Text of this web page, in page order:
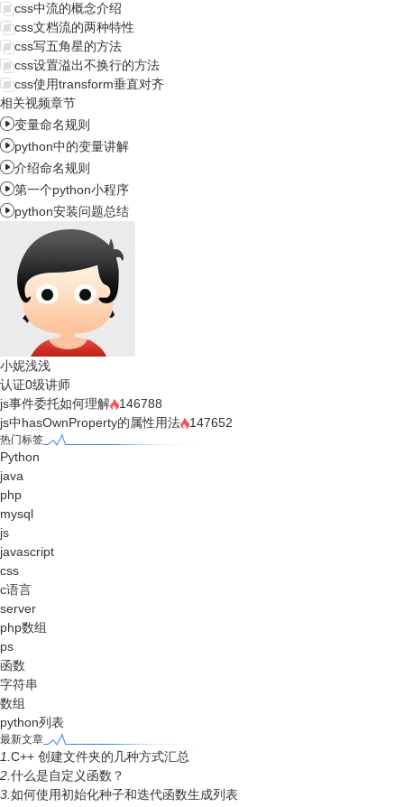
css中流的概念介绍
css文档流的两种特性
css写五角星的方法
css设置溢出不换行的方法
css使用transform垂直对齐
相关视频章节
变量命名规则
python中的变量讲解
介绍命名规则
第一个python小程序
python安装问题总结
小妮浅浅
认证0级讲师
js事件委托如何理解
146788
js中hasOwnProperty的属性用法
147652
热门标签
Python
java
php
mysql
js
javascript
css
c语言
server
php数组
ps
函数
字符串
数组
python列表
最新文章
1. C++ 创建文件夹的几种方式汇总
2. 什么是自定义函数？
3. 如何使用初始化种子和迭代函数生成列表